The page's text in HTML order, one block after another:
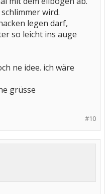
wird.
legen darf,
so leicht ins auge
ne idee. ich wäre
grüsse
#10